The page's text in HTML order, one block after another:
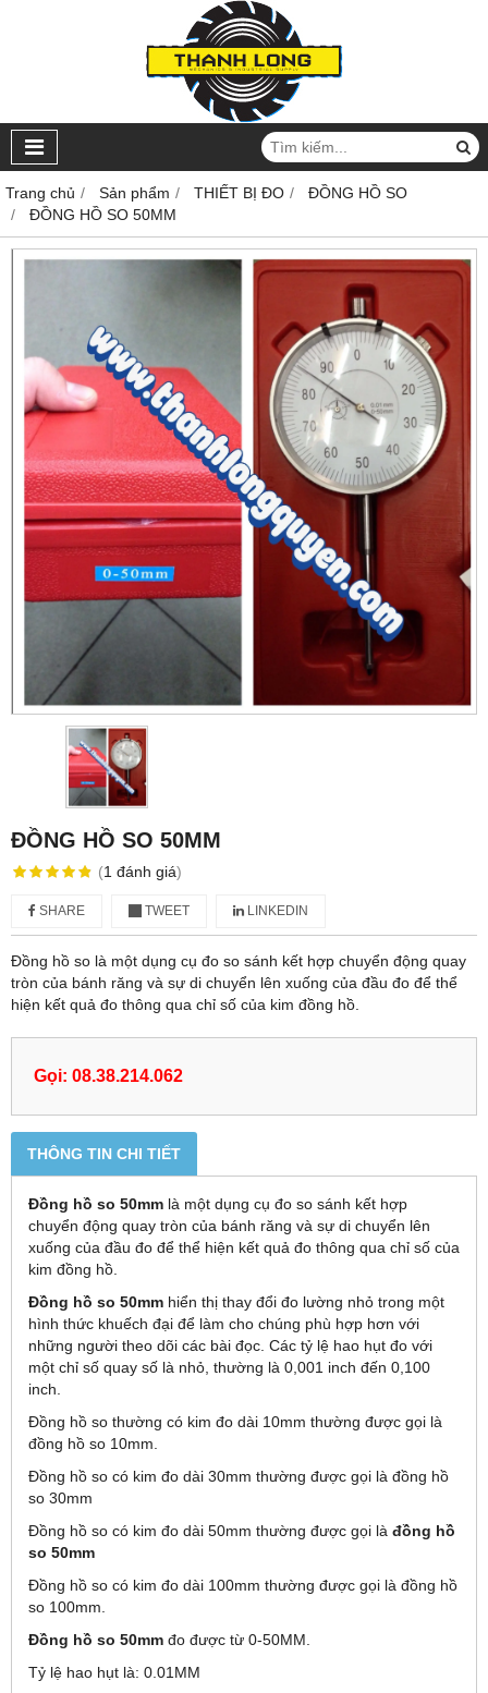
Trang chủ Sản phẩm THIẾT BỊ ĐO
ĐỒNG HỒ SO
ĐỒNG HỒ SO 50MM
ĐỒNG HỒ SO 50MM
(1 đánh giá)
SHARE TWEET LINKEDIN
Đồng hồ so là một dụng cụ đo so sánh kết hợp chuyển động quay
tròn của bánh răng và sự di chuyển lên xuống của đầu đo để thể
hiện kết quả đo thông qua chỉ số của kim đồng hồ.
Gọi: 08.38.214.062
THÔNG TIN CHI TIẾT
Đồng hồ so 50mm là một dụng cụ đo so sánh kết hợp
chuyển động quay tròn của bánh răng và sự di chuyển lên
xuống của đầu đo để thể hiện kết quả đo thông qua chỉ số của
kim đồng hồ.
Đồng hồ so 50mm hiển thị thay đổi đo lường nhỏ trong một
hình thức khuếch đại để làm cho chúng phù hợp hơn với
những người theo dõi các bài đọc. Các tỷ lệ hao hụt đo với
một chỉ số quay số là nhỏ, thường là 0,001 inch đến 0,100
inch.
Đồng hồ so thường có kim đo dài 10mm thường được gọi là
đồng hồ so 10mm.
Đồng hồ so có kim đo dài 30mm thường được gọi là đồng hồ
so 30mm
Đồng hồ so có kim đo dài 50mm thường được gọi là đồng hồ
so 50mm
Đồng hồ so có kim đo dài 100mm thường được gọi là đồng hồ
so 100mm.
Đồng hồ so 50mm đo được từ 0-50MM.
Tỷ lệ hao hụt là: 0.01MM